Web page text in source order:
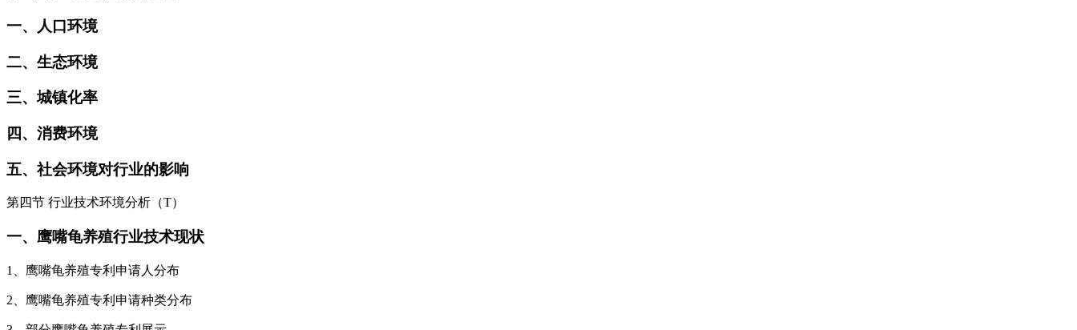
一、人口环境
二、生态环境
三、城镇化率
四、消费环境
五、社会环境对行业的影响
第四节 行业技术环境分析（T）
一、鹰嘴龟养殖行业技术现状
1、鹰嘴龟养殖专利申请人分布
2、鹰嘴龟养殖专利申请种类分布